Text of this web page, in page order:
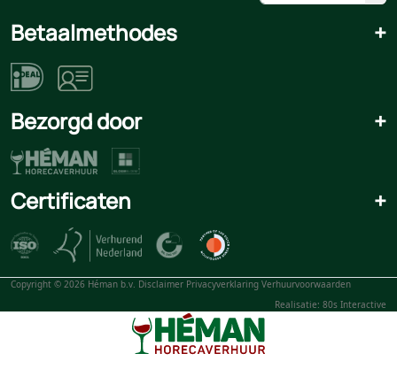
Betaalmethodes +
Bezorgd door +
Certificaten +
Copyright © 2026 Héman b.v. Disclaimer Privacyverklaring Verhuurvoorwaarden
Realisatie: 80s Interactive